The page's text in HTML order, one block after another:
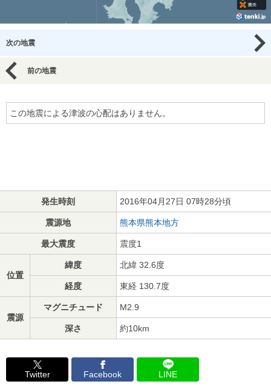
次の地震
前の地震
この地震による津波の心配はありません。
発生時刻 2016年04月27日 07時28分頃
震源地 熊本県熊本地方
最大震度 震度1
位置
緯度 北緯 32.6度
経度 東経 130.7度
震源
マグニチュード M2.9
深さ 約10km
Twitter Facebook LINE